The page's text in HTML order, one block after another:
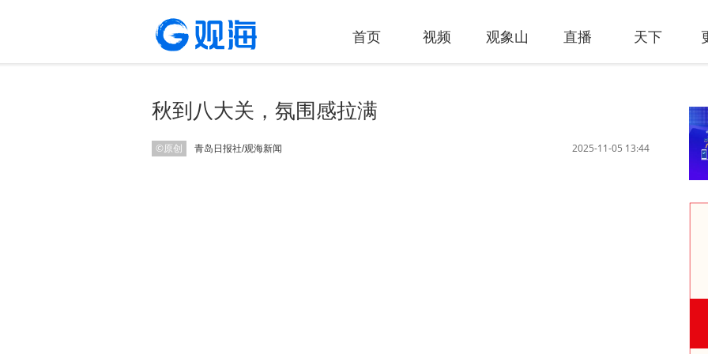
首页 视频 观象山 直播 天下
秋到八大关，氛围感拉满
©原创 2025-11-05 13:44
青岛日报社/观海新闻